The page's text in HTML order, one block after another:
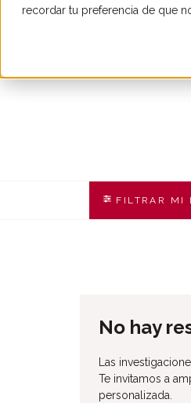
recordar tu preferencia de que
FILTRAR MI
No hay
Las
Te invitamos a
personalizada.